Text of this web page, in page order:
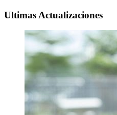
Ultimas Actualizaciones